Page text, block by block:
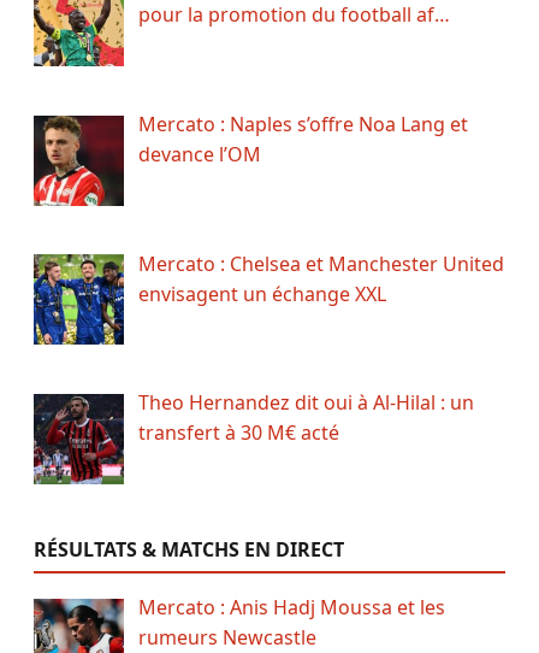
pour la promotion du football af…
Mercato : Naples s’offre Noa Lang et
devance l’OM
Mercato : Chelsea et Manchester United
envisagent un échange XXL
Theo Hernandez dit oui à Al-Hilal : un
transfert à 30 M€ acté
RÉSULTATS & MATCHS EN DIRECT
Mercato : Anis Hadj Moussa et les
rumeurs Newcastle